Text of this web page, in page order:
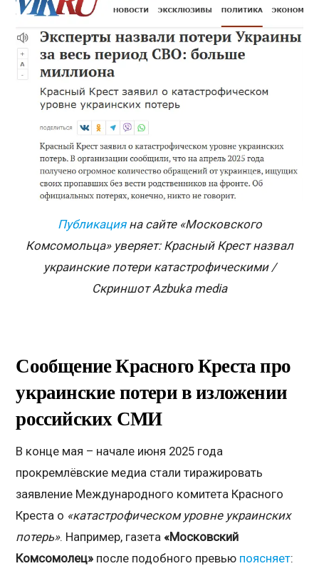
Публикацияна сайте «Московского
Комсомольца» уверяет: Красный Крест назвал
украинские потери катастрофическими /
СкриншотAzbuka media
Сообщение Красного Креста про
украинские потери в изложении
российских СМИ
В конце мая – начале июня 2025 года
прокремлёвские медиа стали тиражировать
заявление Международного комитета Красного
Креста о «катастрофическом уровне украинских
потерь». Например, газета«Московский
Комсомолец» после подобного превью поясняет: